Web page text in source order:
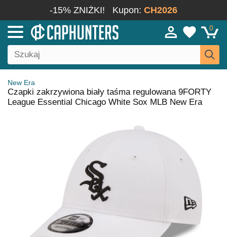
-15% ZNIŻKI! Kupon: CH2026
0
New Era
Czapki zakrzywiona biały taśma regulowana 9FORTY
League Essential Chicago White Sox MLB New Era